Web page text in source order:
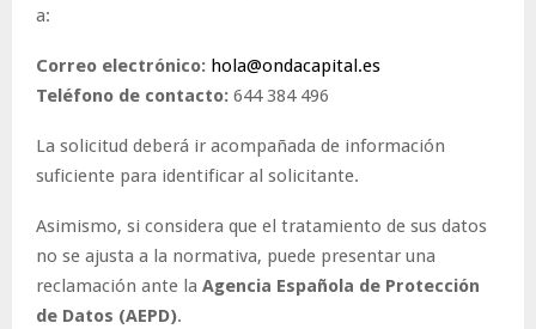
a:
Correo electrónico: hola@ondacapital.es
Teléfono de contacto: 644 384 496
La solicitud deberá ir acompañada de información
suficiente para identificar al solicitante.
Asimismo, si considera que el tratamiento de sus datos
no se ajusta a la normativa, puede presentar una
reclamación ante la Agencia Española de Protección
de Datos (AEPD).